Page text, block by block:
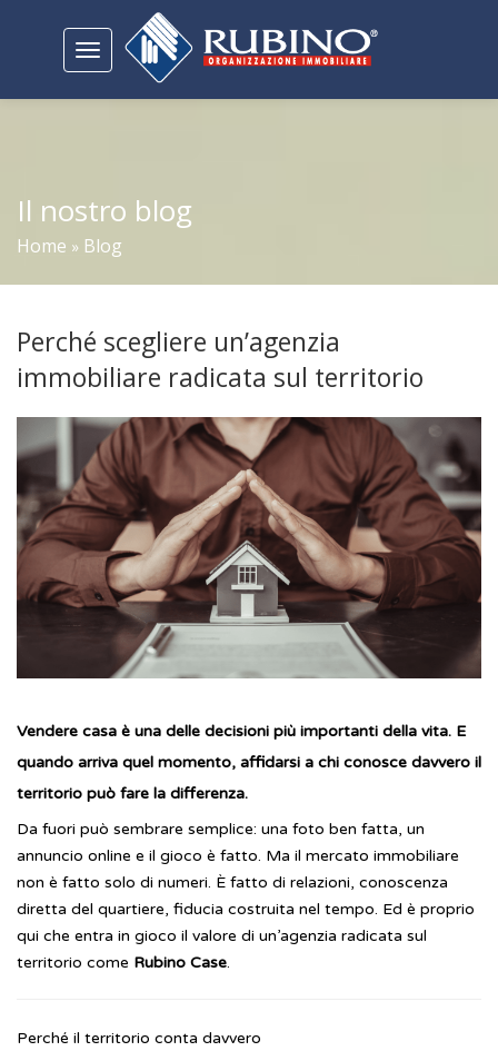
Toggle
navigation
Il nostro blog
Home » Blog
Perché scegliere un’agenzia
immobiliare radicata sul territorio
Vendere casa è una delle decisioni più importanti della vita. E
quando arriva quel momento, affidarsi a chi conosce davvero il
territorio può fare la differenza.
Da fuori può sembrare semplice: una foto ben fatta, un
annuncio online e il gioco è fatto. Ma il mercato immobiliare
non è fatto solo di numeri. È fatto di relazioni, conoscenza
diretta del quartiere, fiducia costruita nel tempo. Ed è proprio
qui che entra in gioco il valore di un’agenzia radicata sul
territorio come Rubino Case.
Perché il territorio conta davvero